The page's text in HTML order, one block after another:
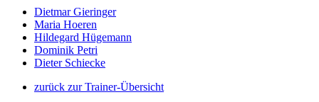
Dietmar Gieringer
Maria Hoeren
Hildegard Hügemann
Dominik Petri
Dieter Schiecke
zurück zur Trainer-Übersicht